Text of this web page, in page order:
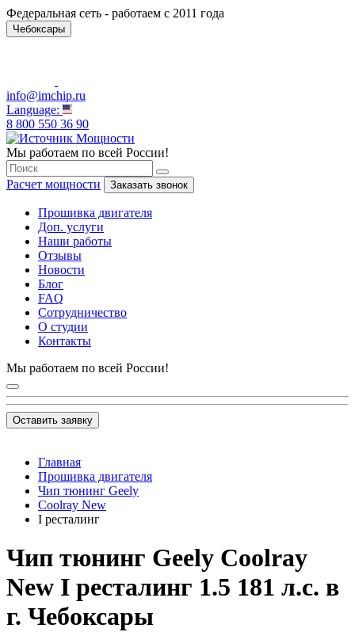
Федеральная сеть - работаем с 2011 года
Чебоксары
info@imchip.ru
Language:
8 800 550 36 90
Мы работаем по всей России!
Расчет мощности Заказать звонок
Прошивка двигателя
Доп. услуги
Наши работы
Отзывы
Новости
Блог
FAQ
Сотрудничество
О студии
Контакты
Мы работаем по всей России!
Оставить заявку
Главная
Прошивка двигателя
Чип тюнинг Geely
Coolray New
I ресталинг
Чип тюнинг Geely Coolray
New I ресталинг 1.5 181 л.с. в
г. Чебоксары